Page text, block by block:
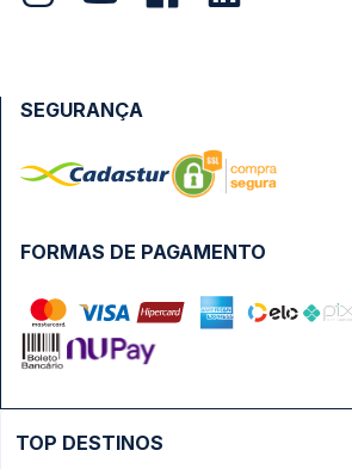
FORMAS DE PAGAMENTO
SEGURANÇA
TOP DESTINOS